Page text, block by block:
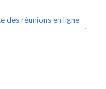
des réunions en ligne